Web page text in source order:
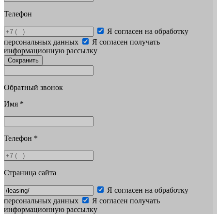
Телефон
Я согласен на обработку
персональных данных
Я согласен получать
информационную рассылку
Сохранить
Обратный звонок
Имя *
Телефон *
Страница сайта
Я согласен на обработку
персональных данных
Я согласен получать
информационную рассылку